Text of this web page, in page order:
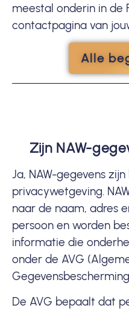
meestal onderin in de
contactpagina van
Alle
Zijn NAW-
Ja, NAW-gegevens
privacywetgeving.
naar de naam, adres
persoon en worden
informatie die
onder de AVG
De AVG bepaalt dat